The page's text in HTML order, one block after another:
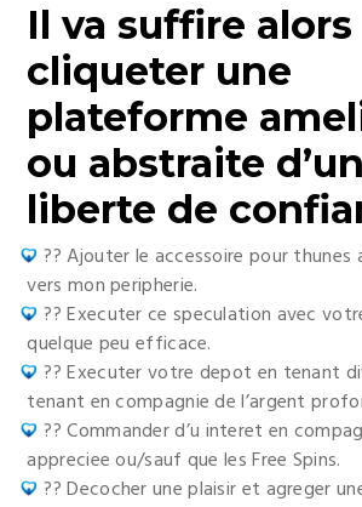
Il va suffire alors
cliqueter une
plateforme
ou abstraite
liberte de
?? Ajouter le accessoire pour thunes
vers mon peripherie.
?? Executer ce speculation avec
quelque peu efficace.
?? Executer votre depot en tenant
tenant en compagnie de l’argent
?? Commander d’u interet en
appreciee ou/sauf que les Free Spins.
?? Decocher une plaisir et agreger